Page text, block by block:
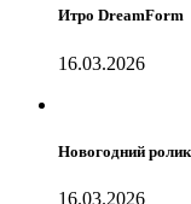
Итро DreamForm
16.03.2026
Новогодний
16.03.2026